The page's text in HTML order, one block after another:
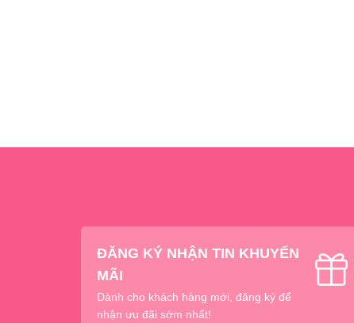
ĐĂNG KÝ NHẬN TIN KHUYẾN
MÃI
Dành cho khách hàng mới, đăng ký để
nhận ưu đãi sớm nhất!